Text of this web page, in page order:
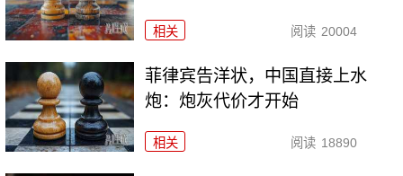
相关 阅读 20004
菲律宾告洋状，中国直接上水
炮：炮灰代价才开始
相关 阅读 18890